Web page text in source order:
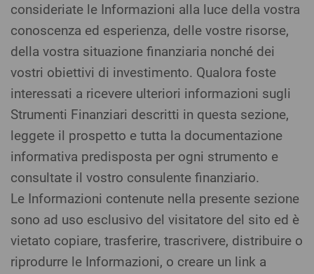
consideriate le Informazioni alla luce della vostra
conoscenza ed esperienza, delle vostre risorse,
della vostra situazione finanziaria nonché dei
vostri obiettivi di investimento. Qualora foste
interessati a ricevere ulteriori informazioni sugli
Strumenti Finanziari descritti in questa sezione,
leggete il prospetto e tutta la documentazione
informativa predisposta per ogni strumento e
consultate il vostro consulente finanziario.
Le Informazioni contenute nella presente sezione
sono ad uso esclusivo del visitatore del sito ed è
vietato copiare, trasferire, trascrivere, distribuire o
riprodurre le Informazioni, o creare un link a